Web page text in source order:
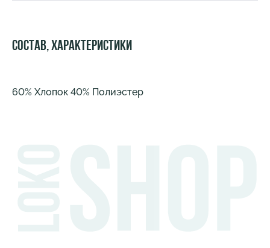
Состав, характеристики
60% Хлопок 40% Полиэстер